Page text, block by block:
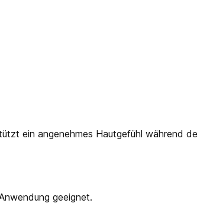
ein angenehmes Hautgefühl während
geeignet.